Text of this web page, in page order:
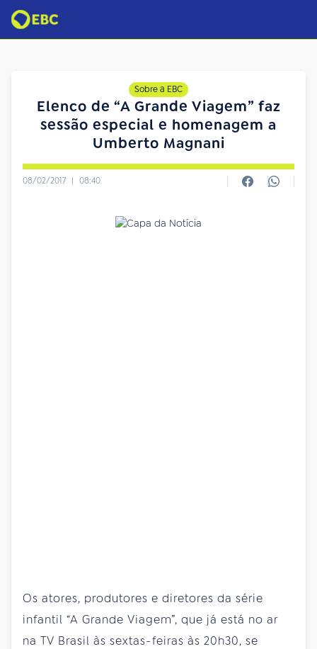
Sobre a EBC
Elenco de “A Grande Viagem” faz
sessão especial e homenagem a
Umberto Magnani
08/02/2017 | 08:40
Os atores, produtores e diretores da série
infantil “A Grande Viagem”, que já está no ar
na TV Brasil às sextas-feiras às 20h30, se